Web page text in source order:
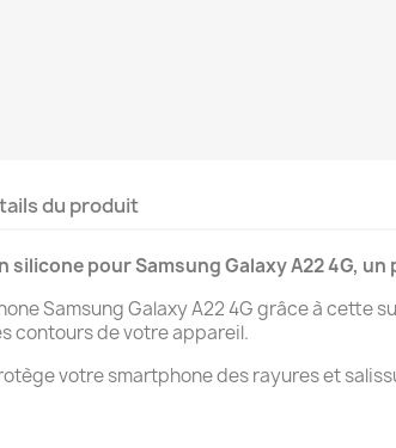
du produit
silicone pour Samsung Galaxy A22 4G,
Samsung Galaxy A22 4G grâce à cette
contours de votre appareil.
votre smartphone des rayures et